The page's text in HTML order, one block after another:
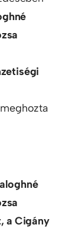
a Cigány